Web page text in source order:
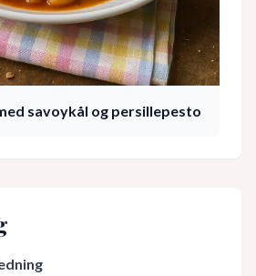
savoykål og persillepesto